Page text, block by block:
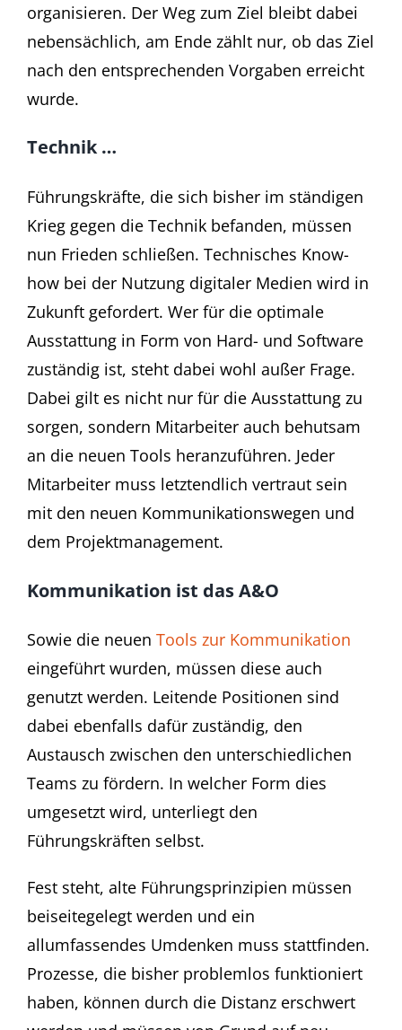
organisieren. Der Weg zum Ziel bleibt dabei
nebensächlich, am Ende zählt nur, ob das Ziel
nach den entsprechenden Vorgaben erreicht
wurde.
Technik …
Führungskräfte, die sich bisher im ständigen
Krieg gegen die Technik befanden, müssen
nun Frieden schließen. Technisches Know-
how bei der Nutzung digitaler Medien wird in
Zukunft gefordert. Wer für die optimale
Ausstattung in Form von Hard- und Software
zuständig ist, steht dabei wohl außer Frage.
Dabei gilt es nicht nur für die Ausstattung zu
sorgen, sondern Mitarbeiter auch behutsam
an die neuen Tools heranzuführen. Jeder
Mitarbeiter muss letztendlich vertraut sein
mit den neuen Kommunikationswegen und
dem Projektmanagement.
Kommunikation ist das A&O
Sowie die neuen Tools zur Kommunikation
eingeführt wurden, müssen diese auch
genutzt werden. Leitende Positionen sind
dabei ebenfalls dafür zuständig, den
Austausch zwischen den unterschiedlichen
Teams zu fördern. In welcher Form dies
umgesetzt wird, unterliegt den
Führungskräften selbst.
Fest steht, alte Führungsprinzipien müssen
beiseitegelegt werden und ein
allumfassendes Umdenken muss stattfinden.
Prozesse, die bisher problemlos funktioniert
haben, können durch die Distanz erschwert